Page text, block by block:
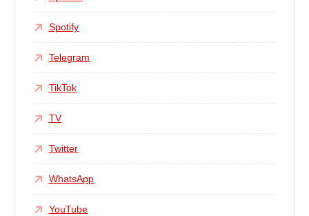
Spotify
Telegram
TikTok
TV
Twitter
WhatsApp
YouTube